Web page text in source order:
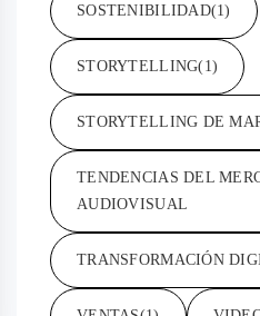
SOSTENIBILIDAD(1)
STORYTELLING(1)
STORYTELLING DE
TENDENCIAS DEL
AUDIOVISUAL
TRANSFORMACIÓN